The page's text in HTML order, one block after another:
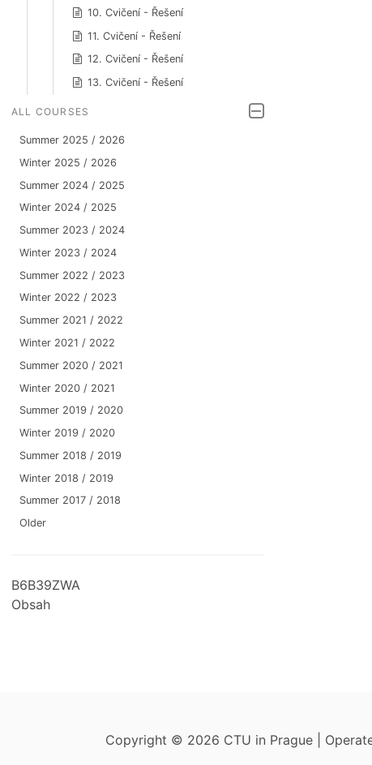
10. Cvičení - Řešení
11. Cvičení - Řešení
12. Cvičení - Řešení
13. Cvičení - Řešení
ALL COURSES
Summer 2025 / 2026
Winter 2025 / 2026
Summer 2024 / 2025
Winter 2024 / 2025
Summer 2023 / 2024
Winter 2023 / 2024
Summer 2022 / 2023
Winter 2022 / 2023
Summer 2021 / 2022
Winter 2021 / 2022
Summer 2020 / 2021
Winter 2020 / 2021
Summer 2019 / 2020
Winter 2019 / 2020
Summer 2018 / 2019
Winter 2018 / 2019
Summer 2017 / 2018
Older
B6B39ZWA
Obsah
Copyright © 2026 CTU in Prague |